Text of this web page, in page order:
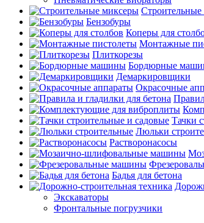
Бензобуры
Коперы для
Монтажные
Плиткорезы
Бордюрные
Демаркировщики
Окрасочные
Тачки
Люльки
Растворонасосы
Бадья для бетона
Экскаваторы
Фронтальные погрузчики